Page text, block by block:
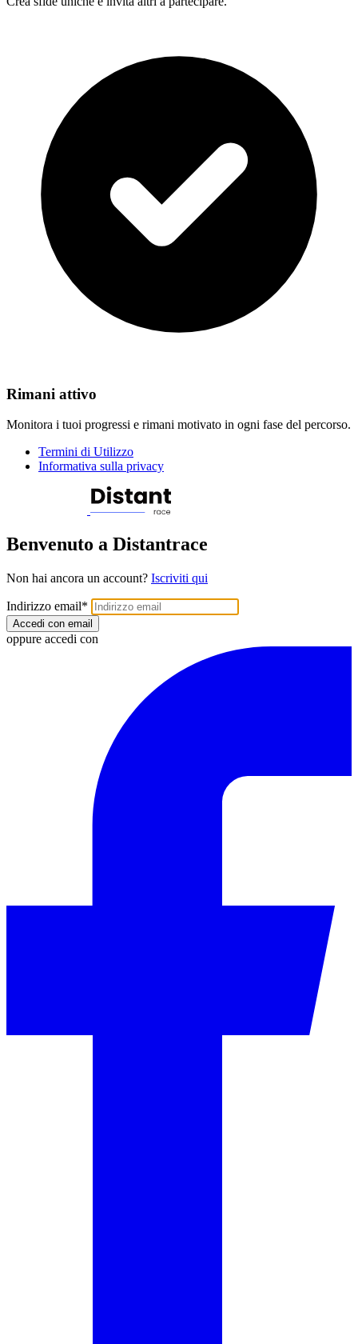
Rimani attivo
Monitora i tuoi progressi e rimani motivato in ogni fase del percorso.
Termini di Utilizzo
Informativa sulla privacy
Benvenuto a Distantrace
Non hai ancora un account? Iscriviti qui
Indirizzo email*
Accedi con email
oppure accedi con